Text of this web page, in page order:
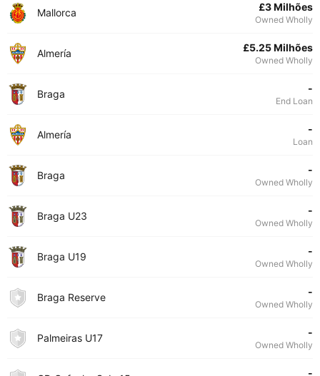
Mallorca £3 Milhões
Owned Wholly
Almería £5.25 Milhões
Owned Wholly
Braga -
End Loan
Almería -
Loan
Braga -
Owned Wholly
Braga U23 -
Owned Wholly
Braga U19 -
Owned Wholly
Braga Reserve -
Owned Wholly
Palmeiras U17 -
Owned Wholly
-